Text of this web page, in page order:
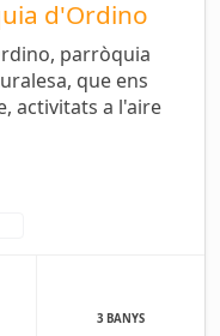
d'Ordino
parròquia
que ens
activitats a l'aire
3 BANYS